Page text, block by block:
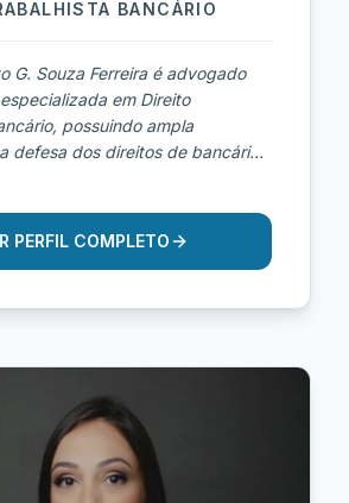
BANCÁRIO
G. Souza Ferreira é advogado
em Direito
possuindo ampla
defesa dos direitos de bancários
de demandas trabalhistas
bancárias, financeiras e
atua em casos relacionados a
equiparação salarial, verbas
direitos específicos da
Sua experiência
análise técnica aprofundada
PERFIL COMPLETO